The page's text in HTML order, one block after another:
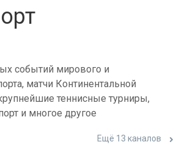
событий мирового и
матчи Континентальной
теннисные турниры,
и многое другое
Ещё 13 каналов